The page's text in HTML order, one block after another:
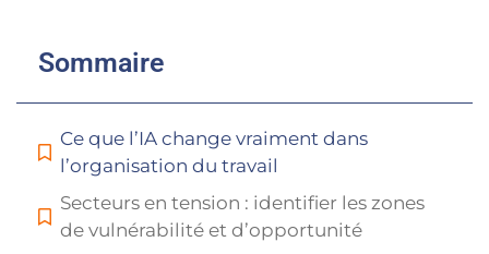
Sommaire
Ce que l’IA change vraiment dans
l’organisation du travail
Secteurs en tension : identifier les zones
de vulnérabilité et d’opportunité